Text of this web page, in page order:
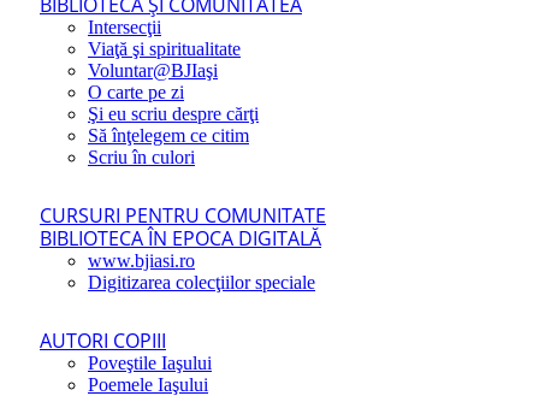
Intersecţii
Viaţă şi spiritualitate
Voluntar@BJIaşi
O carte pe zi
Şi eu scriu despre cărţi
Să înţelegem ce citim
Scriu în culori
CURSURI PENTRU COMUNITATE
BIBLIOTECA ÎN EPOCA DIGITALĂ
www.bjiasi.ro
Digitizarea colecţiilor speciale
AUTORI COPIII
Poveştile Iaşului
Poemele Iaşului